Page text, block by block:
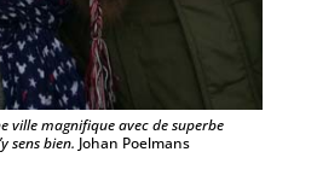
ville magnifique avec de superbe
sens bien. Johan Poelmans